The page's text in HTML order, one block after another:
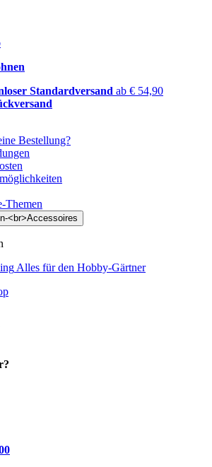
Standardversand ab € 54,90
Bestellung?
Themen
Alles für den Hobby-Gärtner